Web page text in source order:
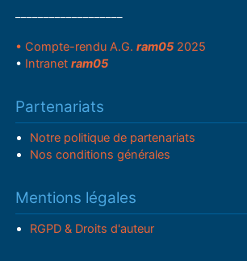
• Compte-rendu A.G.ram05 2025
• Intranetram05
Partenariats
Notre politique de partenariats
Nos conditions générales
Mentions légales
RGPD & Droits d'auteur